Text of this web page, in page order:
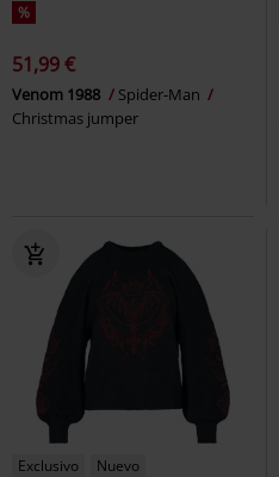
%
51,99 €
Venom 1988
Spider-Man
Christmas jumper
Exclusivo
Nuevo